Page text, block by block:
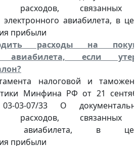
расходов, связанных
авиабилета, в
прибыли
расходы на
авиабилета, если
налоговой и
Минфина РФ от 21
03-07/33 О
расходов, связанных
авиабилета, в
прибыли